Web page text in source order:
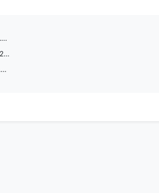
Farming.Life.in.Another.World.S02E04.2026.1080p.AMZN.WEB-DL.H.264.DDP2.0.mkv
Farming.Life.in.Another.World.S02E01.2026.1080p.AMZN.WEB-DL.H.264.DDP2.0.mkv
Farming.Life.in.Another.World.S02E02.2026.1080p.AMZN.WEB-DL.H.264.DDP2.0.mkv